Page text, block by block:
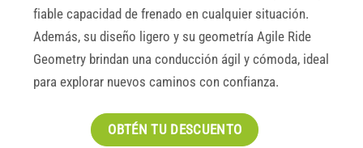
fiable capacidad de frenado en cualquier situación.
Además, su diseño ligero y su geometría Agile Ride
Geometry brindan una conducción ágil y cómoda, ideal
para explorar nuevos caminos con confianza.
OBTÉN TU DESCUENTO